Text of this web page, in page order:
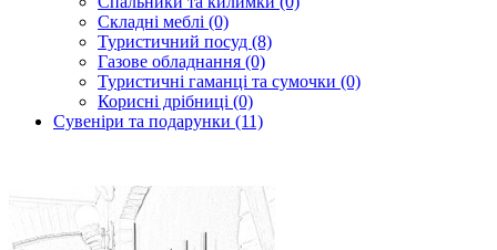
Складні меблі (0)
Туристичний посуд (8)
Газове обладнання (0)
Туристичні гаманці та сумочки (0)
Корисні дрібниці (0)
Сувеніри та подарунки (11)